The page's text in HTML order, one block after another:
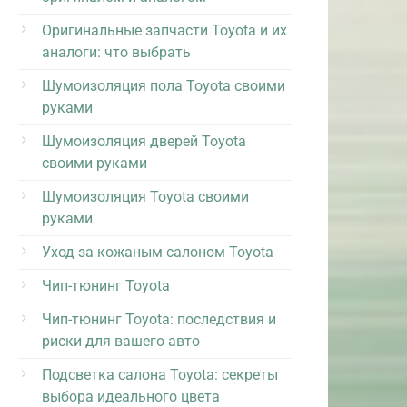
Оригинальные запчасти Toyota и их
аналоги: что выбрать
Шумоизоляция пола Toyota своими
руками
Шумоизоляция дверей Toyota
своими руками
Шумоизоляция Toyota своими
руками
Уход за кожаным салоном Toyota
Чип-тюнинг Toyota
Чип-тюнинг Toyota: последствия и
риски для вашего авто
Подсветка салона Toyota: секреты
выбора идеального цвета